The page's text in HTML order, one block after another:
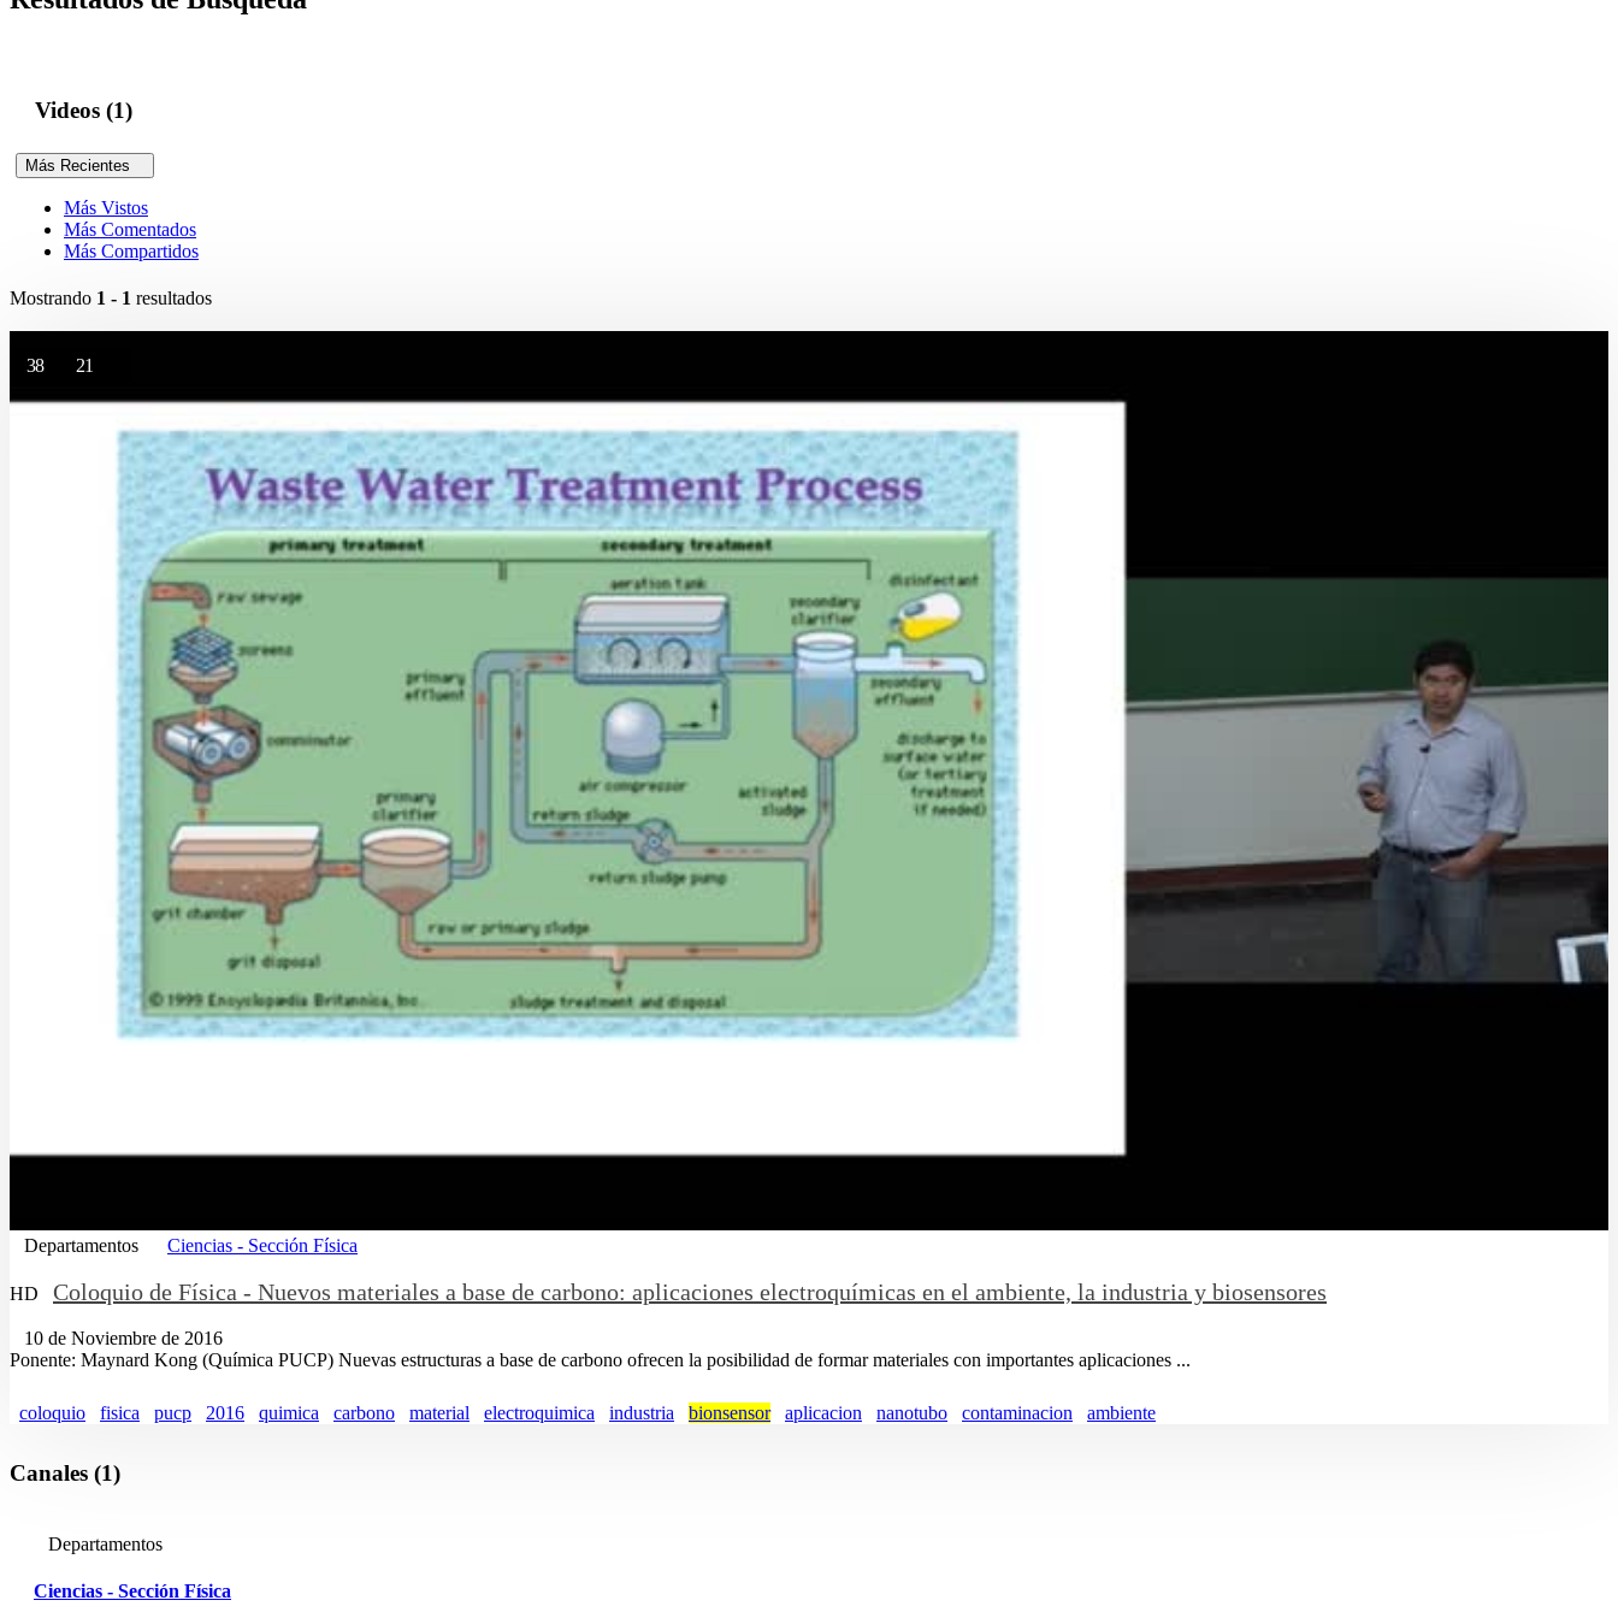
Videos (1)
Más Recientes
Más Vistos
Más Comentados
Más Compartidos
Mostrando 1 - 1 resultados
38 21
Departamentos Ciencias - Sección Física
HD Coloquio de Física - Nuevos materiales a base de carbono: aplicaciones electroquímicas en el ambiente, la industria y biosensores
10 de Noviembre de 2016
Ponente: Maynard Kong (Química PUCP) Nuevas estructuras a base de carbono ofrecen la posibilidad de formar materiales con importantes aplicaciones ...
coloquio fisica pucp 2016 quimica carbono material electroquimica industria bionsensor aplicacion nanotubo contaminacion ambiente
Canales (1)
Departamentos
Ciencias - Sección Física